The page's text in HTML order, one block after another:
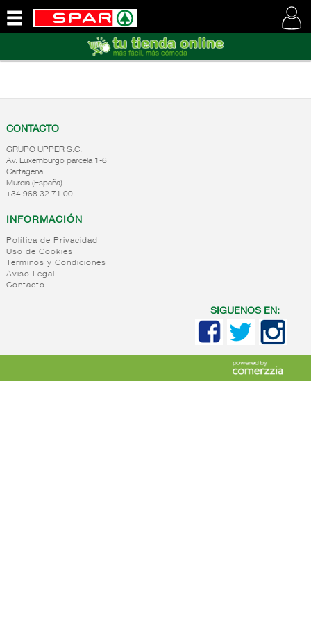
SOMOS
CONTACTO
GRUPO UPPER S.C.
Av. Luxemburgo parcela 1-6
Cartagena
Murcia (España)
+34 968 32 71 00
INFORMACIÓN
Política de Privacidad
Uso de Cookies
Terminos y Condiciones
Aviso Legal
Contacto
SIGUENOS EN: